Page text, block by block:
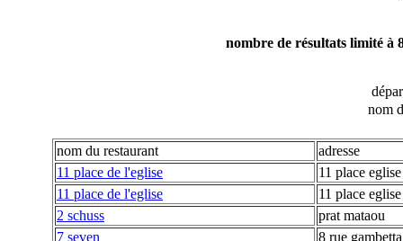
nombre de résultats limité à
nom
nom du restaurant
adresse
11 place de l'eglise
11 place eglise
11 place de l'eglise
11 place eglise
2 schuss
prat mataou
7 seven
8 rue gambetta